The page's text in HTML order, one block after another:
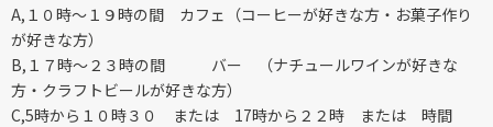
A,１０時〜１９時の間 カフェ（コーヒーが好きな方・お菓子作り
が好きな方）
B,１７時〜２３時の間 バー （ナチュールワインが好きな
方・クラフトビールが好きな方）
C,5時から１０時３０ または 17時から２２時 または 時間